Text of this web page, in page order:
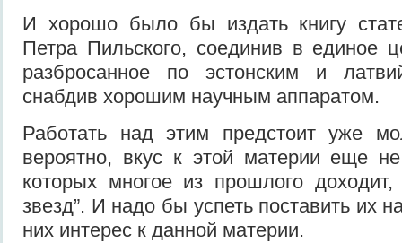
И хорошо было бы издать книгу
Петра Пильского, соединив в единое
разбросанное по эстонским и
снабдив хорошим научным аппаратом.
Работать над этим предстоит уже
вероятно, вкус к этой материи еще
которых многое из прошлого
звезд”. И надо бы успеть поставить их
них интерес к данной материи.